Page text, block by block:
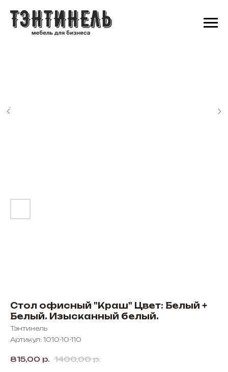
Стол офисный "Краш" Цвет: Белый +
Белый. Изысканный белый.
Тэнтинель
Артикул: 1010-10-110
815,00 р. 1400,00 р.